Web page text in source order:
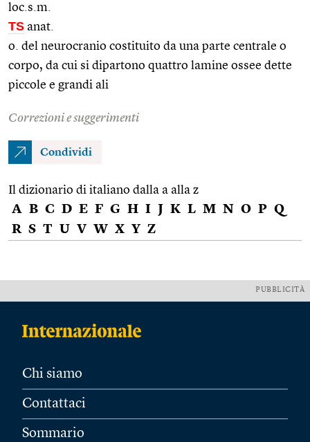
loc.s.m.
TS anat.
o. del neurocranio costituito da una parte centrale o
corpo, da cui si dipartono quattro lamine ossee dette
piccole e grandi ali
Correzioni e suggerimenti
Condividi
Il dizionario di italiano dalla a alla z
A B C D E F G H I J K L M N O P Q
R S T U V W X Y Z
PUBBLICITÀ
Chi siamo
Contattaci
Sommario